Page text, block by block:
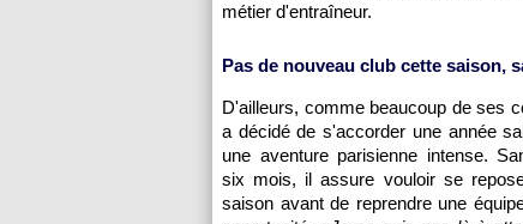
métier d'entraîneur.
Pas de nouveau club cette saison,
D'ailleurs, comme beaucoup de ses
a décidé de s'accorder une année
une aventure parisienne intense.
six mois, il assure vouloir se
saison avant de reprendre une